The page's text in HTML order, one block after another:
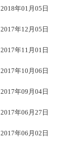
2018年01月05日
2017年12月05日
2017年11月01日
2017年10月06日
2017年09月04日
2017年06月27日
2017年06月02日